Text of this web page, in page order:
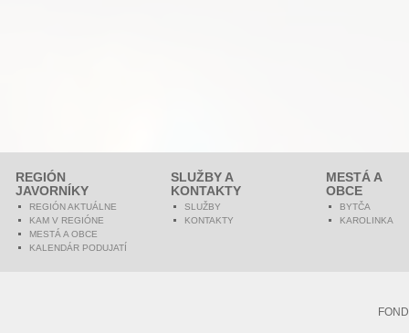
REGIÓN
JAVORNÍKY
REGIÓN AKTUÁLNE
KAM V REGIÓNE
MESTÁ A OBCE
KALENDÁR PODUJATÍ
SLUŽBY A
KONTAKTY
SLUŽBY
KONTAKTY
MESTÁ A
OBCE
BYTČA
KAROLINKA